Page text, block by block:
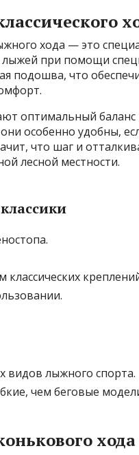
хода — это
лыжей при помощи
подошва, что
оптимальный
особенно удобны,
что шаг и
лесной местности.
видов лыжного спорта.
чем беговые
хода